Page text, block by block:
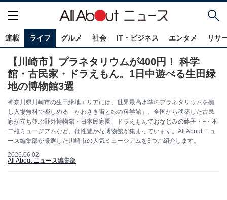
連載 ライフ グルメ 社会 IT・ビジネス エンタメ リサ
【川崎市】プラネタリウムが400円！ 科学
館・古民家・ドラえもん。1日中遊べる生田緑
地の博物館3選
神奈川県川崎市の生田緑地エリアには、世界最高水準のプラネタリウムを擁
し入場無料で楽しめる「かわさき宙と緑の科学館」、全国から移築した古民
家が立ち並ぶ野外博物館・日本民家園、ドラえもんでおなじみの藤子・F・不
二雄ミュージアムなど、個性豊かな博物館が集まっています。All About ニュ
ース編集部が厳選した川崎市の人気ミュージアムを3つご紹介します。
2026.06.02
All About ニュース編集部